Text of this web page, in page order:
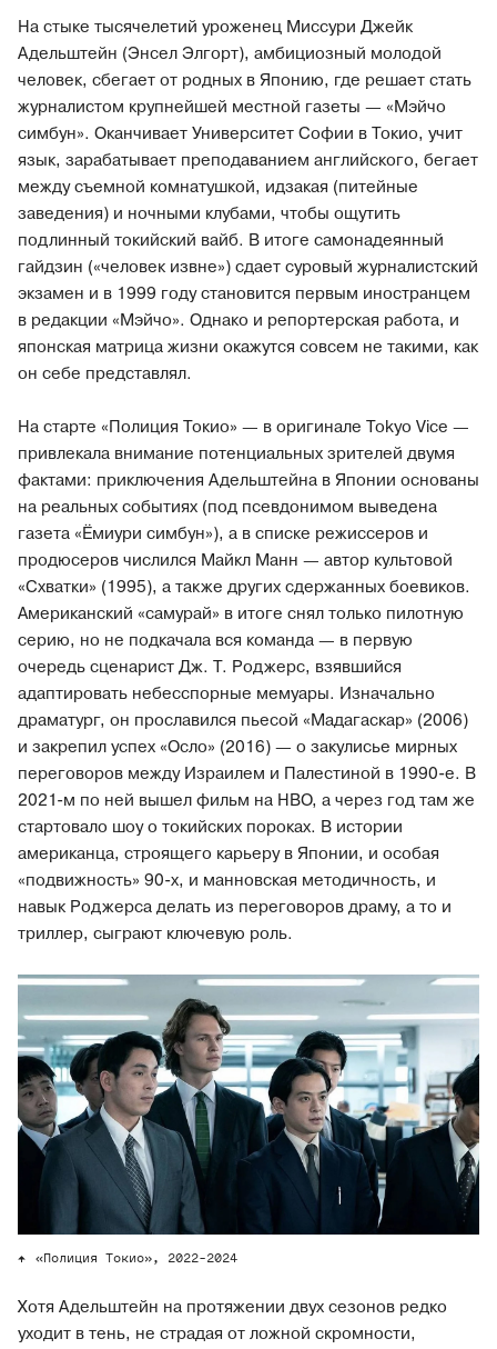
На стыке тысячелетий уроженец Миссури Джейк
Адельштейн (Энсел Элгорт), амбициозный молодой
человек, сбегает от родных в Японию, где решает стать
журналистом крупнейшей местной газеты — «Мэйчо
симбун». Оканчивает Университет Софии в Токио, учит
язык, зарабатывает преподаванием английского, бегает
между съемной комнатушкой, идзакая (питейные
заведения) и ночными клубами, чтобы ощутить
подлинный токийский вайб. В итоге самонадеянный
гайдзин («человек извне») сдает суровый журналистский
экзамен и в 1999 году становится первым иностранцем
в редакции «Мэйчо». Однако и репортерская работа, и
японская матрица жизни окажутся совсем не такими, как
он себе представлял.
На старте «Полиция Токио» — в оригинале Tokyo Vice —
привлекала внимание потенциальных зрителей двумя
фактами: приключения Адельштейна в Японии основаны
на реальных событиях (под псевдонимом выведена
газета «Ёмиури симбун»), а в списке режиссеров и
продюсеров числился Майкл Манн — автор культовой
«Схватки» (1995), а также других сдержанных боевиков.
Американский «самурай» в итоге снял только пилотную
серию, но не подкачала вся команда — в первую
очередь сценарист Дж. Т. Роджерс, взявшийся
адаптировать небесспорные мемуары. Изначально
драматург, он прославился пьесой «Мадагаскар» (2006)
и закрепил успех «Осло» (2016) — о закулисье мирных
переговоров между Израилем и Палестиной в 1990‑е. В
2021‑м по ней вышел фильм на HBO, а через год там же
стартовало шоу о токийских пороках. В истории
американца, строящего карьеру в Японии, и особая
«подвижность» 90‑х, и манновская методичность, и
навык Роджерса делать из переговоров драму, а то и
триллер, сыграют ключевую роль.
«Полиция Токио», 2022-2024
Хотя Адельштейн на протяжении двух сезонов редко
уходит в тень, не страдая от ложной скромности,